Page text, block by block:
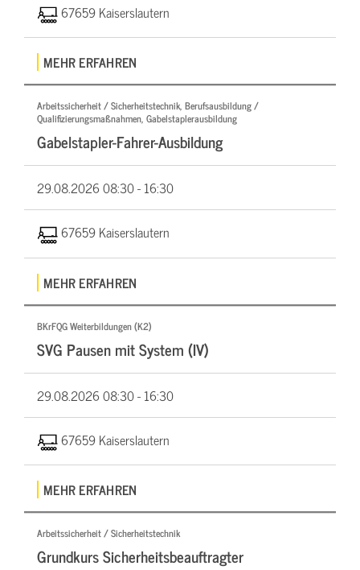
67659 Kaiserslautern
MEHR ERFAHREN
Arbeitssicherheit / Sicherheitstechnik, Berufsausbildung /
Qualifizierungsmaßnahmen, Gabelstaplerausbildung
Gabelstapler-Fahrer-Ausbildung
29.08.202608:30 - 16:30
67659 Kaiserslautern
MEHR ERFAHREN
BKrFQG Weiterbildungen (K2)
SVG Pausen mit System (IV)
29.08.202608:30 - 16:30
67659 Kaiserslautern
MEHR ERFAHREN
Arbeitssicherheit / Sicherheitstechnik
Grundkurs Sicherheitsbeauftragter